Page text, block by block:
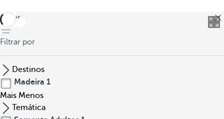
voltar
Filtrar por
Destinos
Madeira 1
Mais Menos
Temática